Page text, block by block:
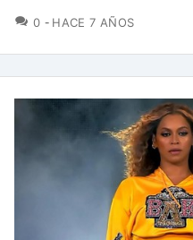
0 COMENTARIOS
HACE 7 AÑOS